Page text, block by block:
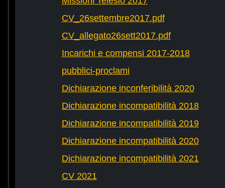
CV_26settembre2017.pdf
CV_allegato26sett2017.pdf
Incarichi e compensi 2017-2018
pubblici-proclami
Dichiarazione inconferibilità 2020
Dichiarazione incompatibilità 2018
Dichiarazione incompatibilità 2019
Dichiarazione incompatibilità 2020
Dichiarazione incompatibilità 2021
CV 2021